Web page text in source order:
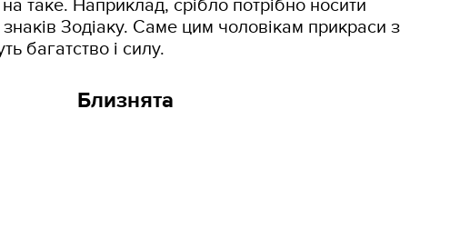
таке. Наприклад, срібло потрібно носити
Зодіаку. Саме цим чоловікам прикраси з
багатство і силу.
Близнята